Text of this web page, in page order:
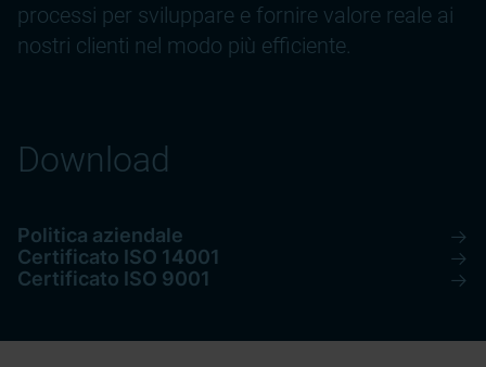
processi per sviluppare e fornire valore reale ai
nostri clienti nel modo più efficiente.
Download
Politica aziendale
Certificato ISO 14001
Certificato ISO 9001